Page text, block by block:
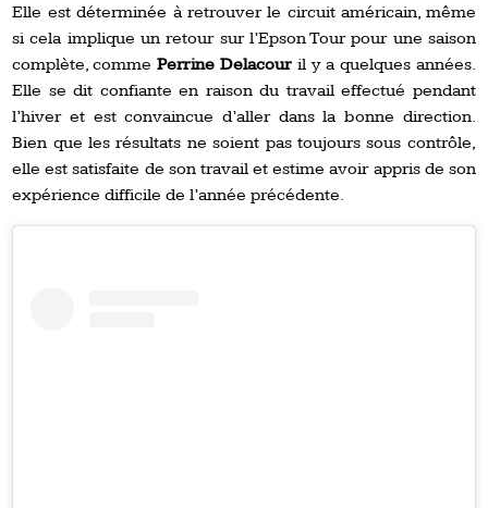
Elle est déterminée à retrouver le circuit américain, même
si cela implique un retour sur l’Epson Tour pour une saison
complète, commePerrine Delacouril y a quelques années.
Elle se dit confiante en raison du travail effectué pendant
l’hiver et est convaincue d’aller dans la bonne direction.
Bien que les résultats ne soient pas toujours sous contrôle,
elle est satisfaite de son travail et estime avoir appris de son
expérience difficile de l’année précédente.